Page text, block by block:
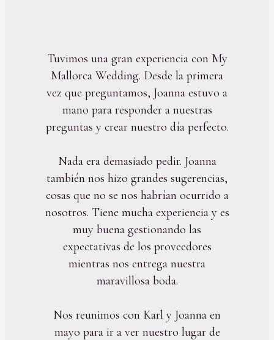
Tuvimos una gran experiencia con My
Mallorca Wedding. Desde la primera
vez que preguntamos, Joanna estuvo a
mano para responder a nuestras
preguntas y crear nuestro día perfecto.
Nada era demasiado pedir. Joanna
también nos hizo grandes sugerencias,
cosas que no se nos habrían ocurrido a
nosotros. Tiene mucha experiencia y es
muy buena gestionando las
expectativas de los proveedores
mientras nos entrega nuestra
maravillosa boda.
Nos reunimos con Karl y Joanna en
mayo para ir a ver nuestro lugar de